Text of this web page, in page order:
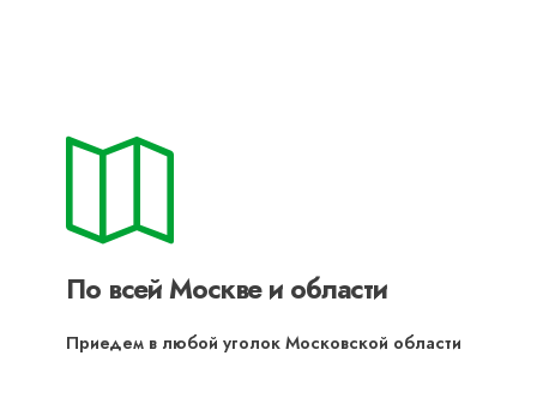
По всей Москве и области
Приедем в любой уголок Московской области